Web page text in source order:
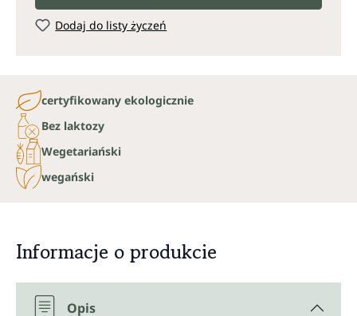
Dodaj do listy życzeń
certyfikowany ekologicznie
Bez laktozy
Wegetariański
wegański
Informacje o produkcie
Opis